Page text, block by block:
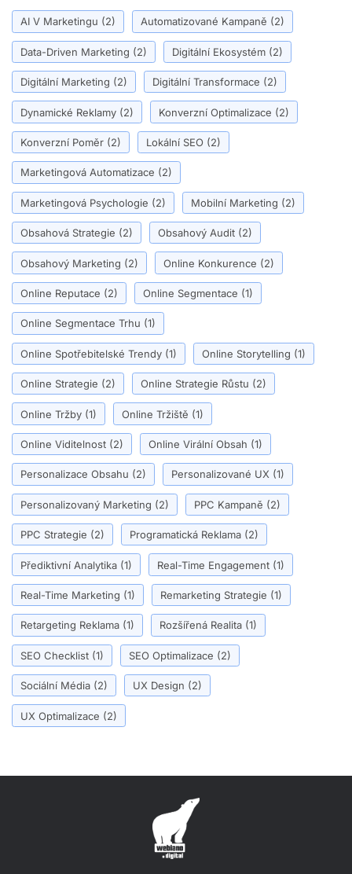
AI V Marketingu (2) Automatizované Kampaně (2)
Data-Driven Marketing (2) Digitální Ekosystém (2)
Digitální Marketing (2) Digitální Transformace (2)
Dynamické Reklamy (2) Konverzní Optimalizace (2)
Konverzní Poměr (2) Lokální SEO (2)
Marketingová Automatizace (2)
Marketingová Psychologie (2) Mobilní Marketing (2)
Obsahová Strategie (2) Obsahový Audit (2)
Obsahový Marketing (2) Online Konkurence (2)
Online Reputace (2) Online Segmentace (1)
Online Segmentace Trhu (1)
Online Spotřebitelské Trendy (1) Online Storytelling (1)
Online Strategie (2) Online Strategie Růstu (2)
Online Tržby (1) Online Tržiště (1)
Online Viditelnost (2) Online Virální Obsah (1)
Personalizace Obsahu (2) Personalizované UX (1)
Personalizovaný Marketing (2) PPC Kampaně (2)
PPC Strategie (2) Programatická Reklama (2)
Přediktivní Analytika (1) Real-Time Engagement (1)
Real-Time Marketing (1) Remarketing Strategie (1)
Retargeting Reklama (1) Rozšířená Realita (1)
SEO Checklist (1) SEO Optimalizace (2)
Sociální Média (2) UX Design (2)
UX Optimalizace (2)